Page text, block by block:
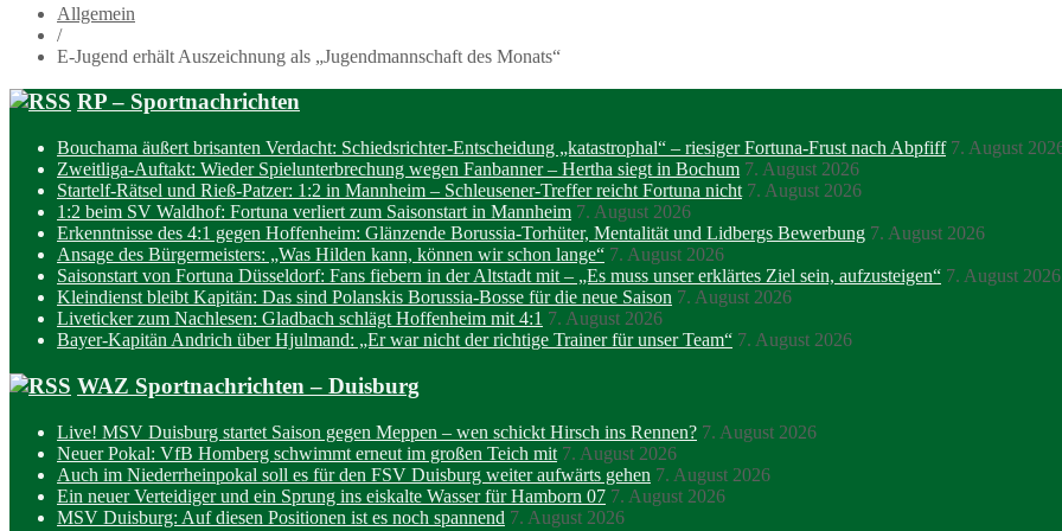
Allgemein
/
E-Jugend erhält Auszeichnung als „Jugendmannschaft des Monats“
RP – Sportnachrichten
Bouchama äußert brisanten Verdacht: Schiedsrichter-Entscheidung „katastrophal“ – riesiger Fortuna-Frust nach Abpfiff 7. August
Zweitliga-Auftakt: Wieder Spielunterbrechung wegen Fanbanner – Hertha siegt in Bochum 7. August 2026
Startelf-Rätsel und Rieß-Patzer: 1:2 in Mannheim – Schleusener-Treffer reicht Fortuna nicht 7. August 2026
1:2 beim SV Waldhof: Fortuna verliert zum Saisonstart in Mannheim 7. August 2026
Erkenntnisse des 4:1 gegen Hoffenheim: Glänzende Borussia-Torhüter, Mentalität und Lidbergs Bewerbung 7. August 2026
Ansage des Bürgermeisters: „Was Hilden kann, können wir schon lange“ 7. August 2026
Saisonstart von Fortuna Düsseldorf: Fans fiebern in der Altstadt mit – „Es muss unser erklärtes Ziel sein, aufzusteigen“ 7. August 2026
Kleindienst bleibt Kapitän: Das sind Polanskis Borussia-Bosse für die neue Saison 7. August 2026
Liveticker zum Nachlesen: Gladbach schlägt Hoffenheim mit 4:1 7. August 2026
Bayer-Kapitän Andrich über Hjulmand: „Er war nicht der richtige Trainer für unser Team“ 7. August 2026
WAZ Sportnachrichten – Duisburg
Live! MSV Duisburg startet Saison gegen Meppen – wen schickt Hirsch ins Rennen? 7. August 2026
Neuer Pokal: VfB Homberg schwimmt erneut im großen Teich mit 7. August 2026
Auch im Niederrheinpokal soll es für den FSV Duisburg weiter aufwärts gehen 7. August 2026
Ein neuer Verteidiger und ein Sprung ins eiskalte Wasser für Hamborn 07 7. August 2026
MSV Duisburg: Auf diesen Positionen ist es noch spannend 7. August 2026